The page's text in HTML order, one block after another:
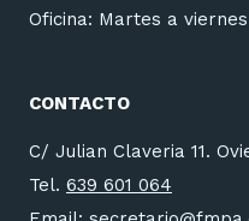
Oficina: Martes a
CONTACTO
C/ Julian Claveria 11.
Tel. 639 601 064